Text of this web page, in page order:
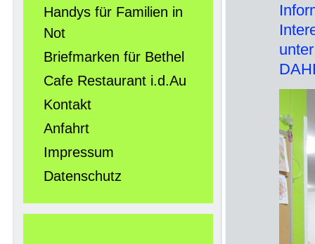
Handys für Familien in
Not
Briefmarken für Bethel
Cafe Restaurant i.d.Au
Kontakt
Anfahrt
Impressum
Datenschutz